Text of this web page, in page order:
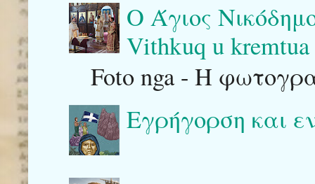
Ο Άγιος
Vithkuq u
Foto nga - Η
Εγρήγορση και